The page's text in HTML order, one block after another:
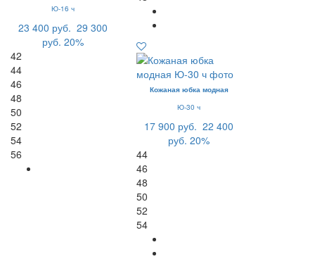
Ю-16 ч
23 400 руб. 29 300
руб. 20%
42
44
46
48
50
52
54
56
Кожаная юбка модная
Ю-30 ч
17 900 руб. 22 400
руб. 20%
44
46
48
50
52
54